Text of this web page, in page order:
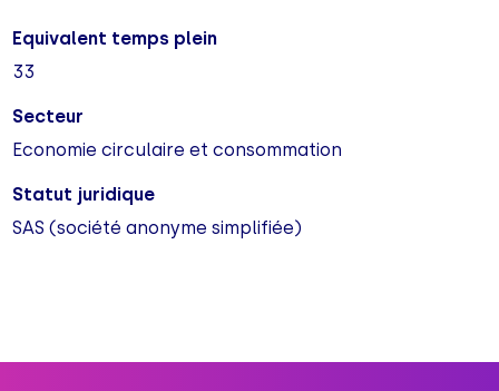
Equivalent temps plein
33
Secteur
Economie circulaire et consommation
Statut juridique
SAS (société anonyme simplifiée)